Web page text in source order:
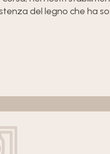
del legno che ha